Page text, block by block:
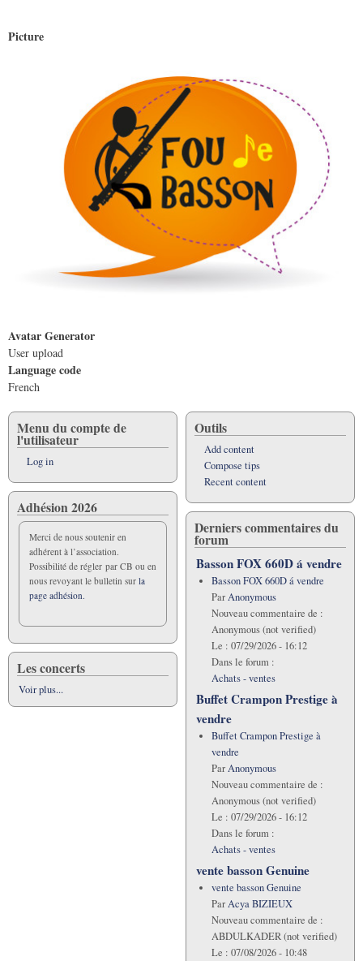
Picture
Avatar Generator
User upload
Language code
French
Menu du compte de
l'utilisateur
Log in
Adhésion 2026
Merci de nous soutenir en
adhérent à l’association.
Possibilité de régler par CB ou en
nous revoyant le bulletin sur la
page adhésion.
Les concerts
Voir plus...
Outils
Add content
Compose tips
Recent content
Derniers commentaires du
forum
Basson FOX 660D á vendre
Basson FOX 660D á vendre
ParAnonymous
Nouveau commentaire de :
Anonymous (not verified)
Le : 07/29/2026 - 16:12
Dans le forum :
Achats - ventes
Buffet Crampon Prestige à
vendre
Buffet Crampon Prestige à
vendre
ParAnonymous
Nouveau commentaire de :
Anonymous (not verified)
Le : 07/29/2026 - 16:12
Dans le forum :
Achats - ventes
vente basson Genuine
vente basson Genuine
ParAcya BIZIEUX
Nouveau commentaire de :
ABDULKADER (not verified)
Le : 07/08/2026 - 10:48